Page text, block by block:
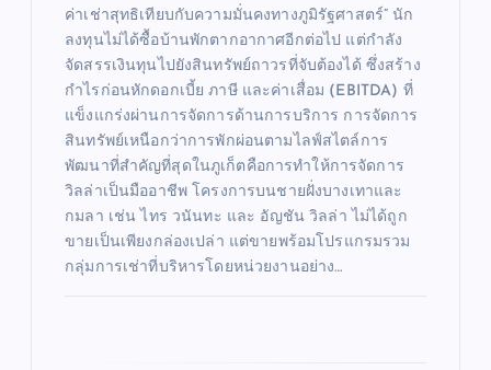
ค่าเช่าสุทธิเทียบกับความมั่นคงทางภูมิรัฐศาสตร์” นัก
ลงทุนไม่ได้ซื้อบ้านพักตากอากาศอีกต่อไป แต่กำลัง
จัดสรรเงินทุนไปยังสินทรัพย์ถาวรที่จับต้องได้ ซึ่งสร้าง
กำไรก่อนหักดอกเบี้ย ภาษี และค่าเสื่อม (EBITDA) ที่
แข็งแกร่งผ่านการจัดการด้านการบริการ การจัดการ
สินทรัพย์เหนือกว่าการพักผ่อนตามไลฟ์สไตล์การ
พัฒนาที่สำคัญที่สุดในภูเก็ตคือการทำให้การจัดการ
วิลล่าเป็นมืออาชีพ โครงการบนชายฝั่งบางเทาและ
กมลา เช่น ไทร วนันทะ และ อัญชัน วิลล่า ไม่ได้ถูก
ขายเป็นเพียงกล่องเปล่า แต่ขายพร้อมโปรแกรมรวม
กลุ่มการเช่าที่บริหารโดยหน่วยงานอย่าง…